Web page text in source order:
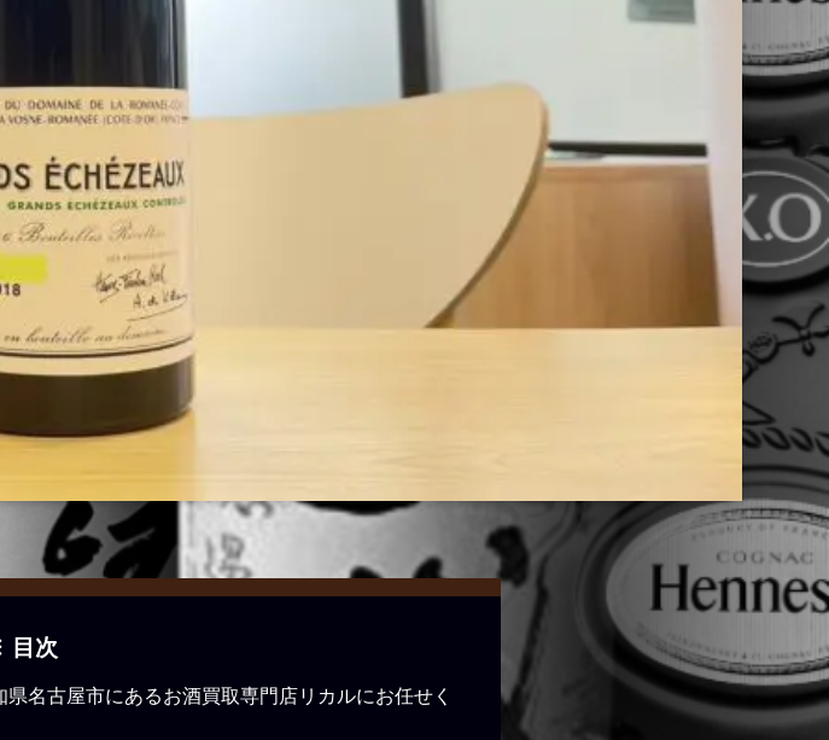
目次
名古屋市にあるお酒買取専門店リカルにお任せく